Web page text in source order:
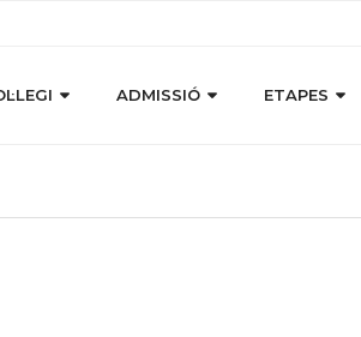
ADMISSIÓ ETAPES